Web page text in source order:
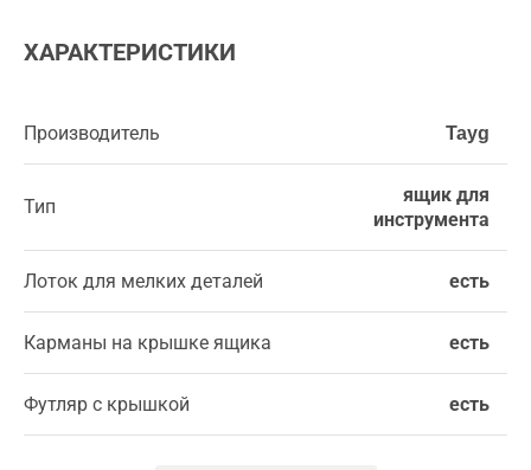
ХАРАКТЕРИСТИКИ
Производитель Tayg
Тип
ящик для
инструмента
Лоток для мелких деталей есть
Карманы на крышке ящика есть
Футляр с крышкой есть